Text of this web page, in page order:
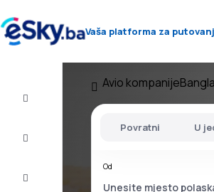
Vaša platforma za
Avio kompanije
Povratni U
Od